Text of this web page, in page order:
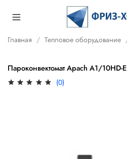
Главная Тепловое оборудование
Пароконвектомат Apach A1/10HD-E
(0)